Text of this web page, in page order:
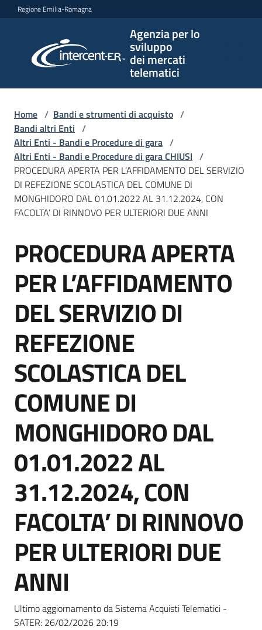
Vai al contenuto
Vai alla navigazione
Vai al footer
Regione Emilia-Romagna
Agenzia per lo
sviluppo
dei mercati
telematici
per lo
sviluppo
telematici
L'Agenzia
Bandi
strumenti
di
Supporto
Piattaforme
telematiche
English
site
Seguici
su
Home / Bandi e strumenti di acquisto /
Bandi altri Enti /
Altri Enti - Bandi e Procedure di gara /
Altri Enti - Bandi e Procedure di gara CHIUSI /
PROCEDURA APERTA PER L’AFFIDAMENTO DEL SERVIZIO
DI REFEZIONE SCOLASTICA DEL COMUNE DI
MONGHIDORO DAL 01.01.2022 AL 31.12.2024, CON
FACOLTA’ DI RINNOVO PER ULTERIORI DUE ANNI
Salta al contenuto
PROCEDURA APERTA
PER L’AFFIDAMENTO
DEL SERVIZIO DI
REFEZIONE
SCOLASTICA DEL
COMUNE DI
MONGHIDORO DAL
01.01.2022 AL
31.12.2024, CON
FACOLTA’ DI RINNOVO
PER ULTERIORI DUE
ANNI
Ultimo aggiornamento da Sistema Acquisti Telematici -
SATER: 26/02/2026 20:19